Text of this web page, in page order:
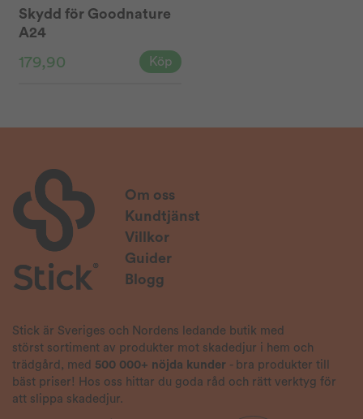
Skydd för Goodnature
A24
179,90 Köp
Om oss
Kundtjänst
Villkor
Guider
Blogg
Stick är Sveriges och Nordens ledande butik med
störst sortiment av produkter mot skadedjur i hem och
trädgård, med 500 000+ nöjda kunder - bra produkter till
bäst priser! Hos oss hittar du goda råd och rätt verktyg för
att slippa skadedjur.